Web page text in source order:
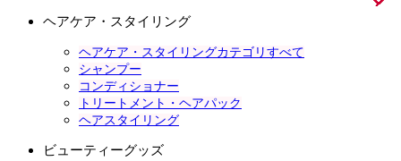
ヘアケア・スタイリング
ヘアケア・スタイリングカテゴリすべて
シャンプー
コンディショナー
トリートメント・ヘアパック
ヘアスタイリング
ビューティーグッズ